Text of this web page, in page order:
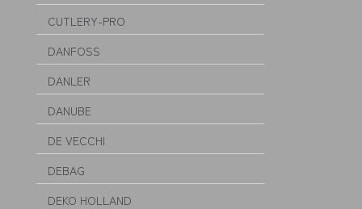
CUTLERY-PRO
DANFOSS
DANLER
DANUBE
DE VECCHI
DEBAG
DEKO HOLLAND